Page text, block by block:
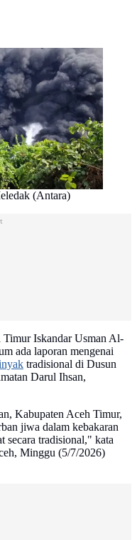
(Antara)
Timur Iskandar Usman Al-
ada laporan mengenai
tradisional di Dusun
Darul Ihsan,
Kabupaten Aceh Timur,
jiwa dalam kebakaran
secara tradisional," kata
Minggu (5/7/2026)